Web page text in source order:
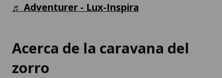
♬ Adventurer - Lux-Inspira
Acerca de la caravana del
zorro